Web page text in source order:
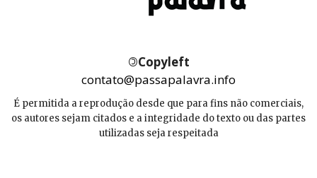
©Copyleft
contato@passapalavra.info
É permitida a reprodução desde que para fins não comerciais,
os autores sejam citados e a integridade do texto ou das partes
utilizadas seja respeitada